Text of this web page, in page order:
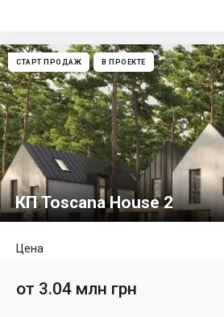
СТАРТ ПРОДАЖ В ПРОЕКТЕ
КП Toscana House 2
Цена
от 3.04 млн грн